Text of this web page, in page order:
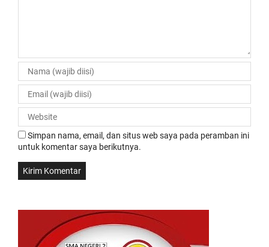
Simpan nama, email, dan situs web saya pada peramban ini
untuk komentar saya berikutnya.